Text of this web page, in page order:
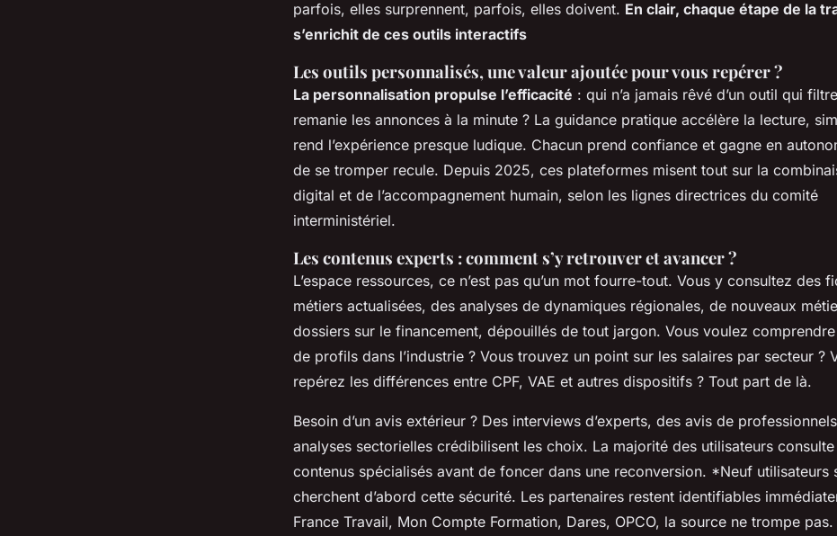
parfois, elles surprennent, parfois, elles doivent. En clair, chaque étape de la
s’enrichit de ces outils interactifs
Les outils personnalisés, une valeur ajoutée pour vous repérer ?
La personnalisation propulse l’efficacité : qui n’a jamais rêvé d’un outil qui
remanie les annonces à la minute ? La guidance pratique accélère la lecture,
rend l’expérience presque ludique. Chacun prend confiance et gagne en
de se tromper recule. Depuis 2025, ces plateformes misent tout sur la
digital et de l’accompagnement humain, selon les lignes directrices du comité
interministériel.
Les contenus experts : comment s’y retrouver et avancer ?
L’espace ressources, ce n’est pas qu’un mot fourre-tout. Vous y consultez des
métiers actualisées, des analyses de dynamiques régionales, de nouveaux
dossiers sur le financement, dépouillés de tout jargon. Vous voulez
de profils dans l’industrie ? Vous trouvez un point sur les salaires par secteur ?
repérez les différences entre CPF, VAE et autres dispositifs ? Tout part de là.
Besoin d’un avis extérieur ? Des interviews d’experts, des avis de
analyses sectorielles crédibilisent les choix. La majorité des utilisateurs
contenus spécialisés avant de foncer dans une reconversion. *Neuf utilisateurs
cherchent d’abord cette sécurité. Les partenaires restent identifiables
France Travail, Mon Compte Formation, Dares, OPCO, la source ne trompe pas.